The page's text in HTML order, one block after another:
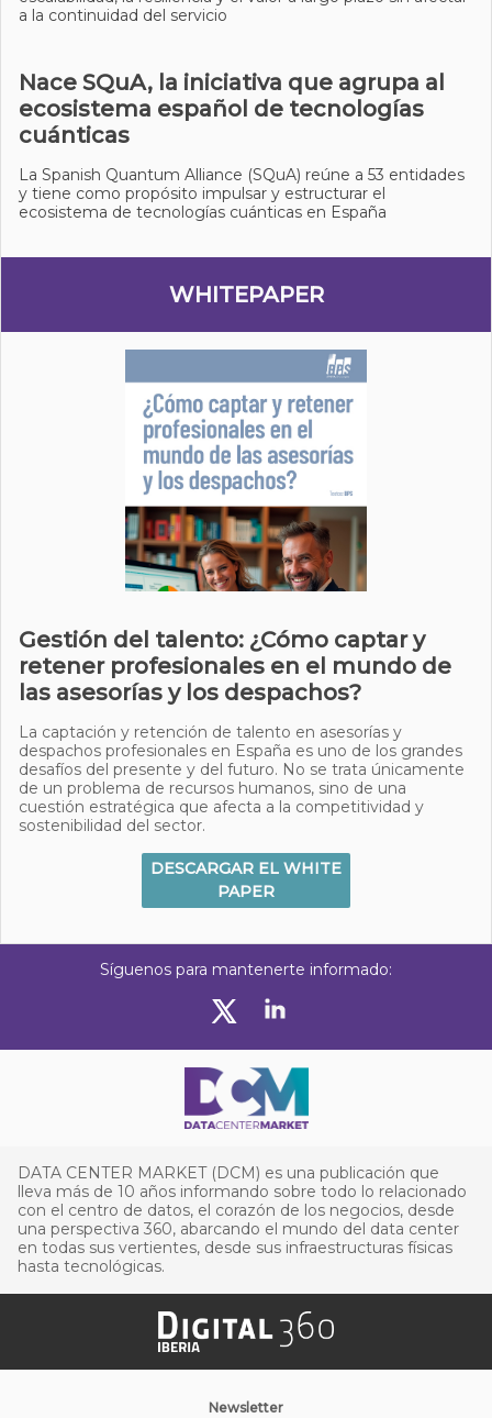
a la continuidad del servicio
Nace SQuA, la iniciativa que agrupa al
ecosistema español de tecnologías
cuánticas
La Spanish Quantum Alliance (SQuA) reúne a 53 entidades
y tiene como propósito impulsar y estructurar el
ecosistema de tecnologías cuánticas en España
WHITEPAPER
Gestión del talento: ¿Cómo captar y
retener profesionales en el mundo de
las asesorías y los despachos?
La captación y retención de talento en asesorías y
despachos profesionales en España es uno de los grandes
desafíos del presente y del futuro. No se trata únicamente
de un problema de recursos humanos, sino de una
cuestión estratégica que afecta a la competitividad y
sostenibilidad del sector.
DESCARGAR EL WHITE
PAPER
Síguenos para mantenerte informado:
DATA CENTER MARKET (DCM) es una publicación que
lleva más de 10 años informando sobre todo lo relacionado
con el centro de datos, el corazón de los negocios, desde
una perspectiva 360, abarcando el mundo del data center
en todas sus vertientes, desde sus infraestructuras físicas
hasta tecnológicas.
Newsletter